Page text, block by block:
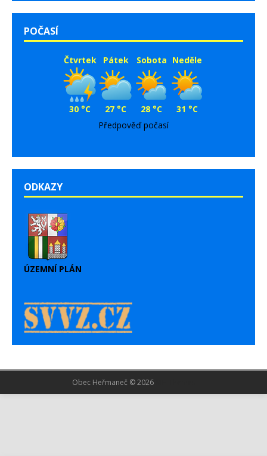
POČASÍ
Čtvrtek
30 °C
Pátek
27 °C
Sobota
28 °C
Neděle
31 °C
Předpověď počasí
ODKAZY
ÚZEMNÍ PLÁN
Obec Heřmaneč © 2026